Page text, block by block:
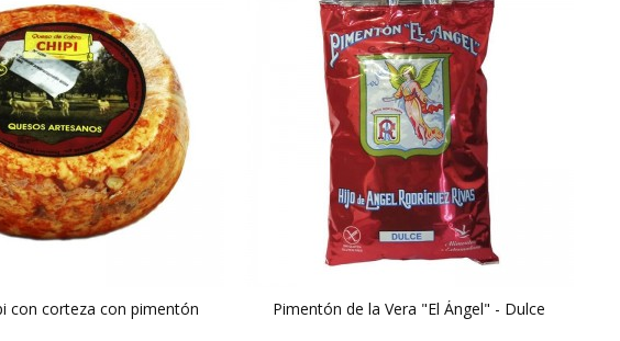
con corteza con pimentón Pimentón de la Vera "El Ángel" - Dulce